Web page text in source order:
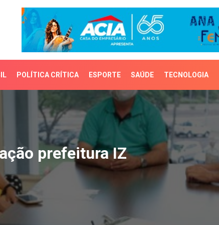
POLÍTICA CRÍTICA ESPORTE SAÚDE TECNOLOGIA
prefeitura IZ
prefeitura IZ